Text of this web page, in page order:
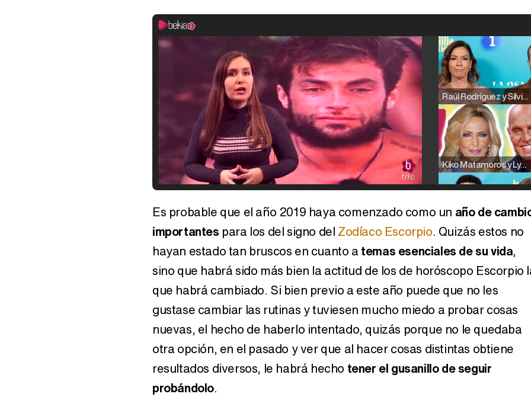
Raúl Rodríguez y Silvia Taulés nos cuentan su papel en 'La familia de la tele'
Kiko Matamoros y Lydia Lozano: "Nuestro público es de todas las edades y RTVE tiene un público muy pegado a las novelas, al que tenemos que captar"
Carlota Corredera y Javier de Hoyos: "La tele tiene que representar al público también y aquí están todos los perfiles posibles&quo;
Es probable que el año 2019 haya comenzado como un año de
importantes para los del signo del Zodíaco Escorpio. Quizás estos no
hayan estado tan bruscos en cuanto a temas esenciales de su vida,
sino que habrá sido más bien la actitud de los de horóscopo Escorpio
que habrá cambiado. Si bien previo a este año puede que no les
gustase cambiar las rutinas y tuviesen mucho miedo a probar cosas
nuevas, el hecho de haberlo intentado, quizás porque no le quedaba
otra opción, en el pasado y ver que al hacer cosas distintas obtiene
resultados diversos, le habrá hecho tener el gusanillo de seguir
probándolo.